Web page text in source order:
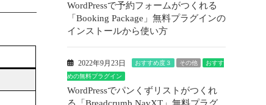
WordPressで予約フォームがつくれる
「Booking Package」無料プラグインの
インストールから使い方
2022年9月23日 おすすめ度３ その他
おすす
めの無料プラグイン
WordPressでパンくずリストがつくれ